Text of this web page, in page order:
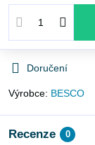
Doručení
Výrobce: BESCO
Recenze 0